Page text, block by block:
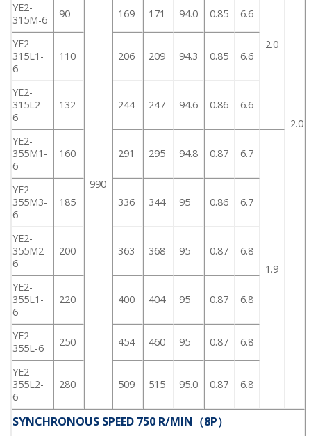
2.0
990
2.0
YE2-
315M-6
90 169 171 94.0 0.85 6.6
YE2-
315L1-
6
110 206 209 94.3 0.85 6.6
YE2-
315L2-
6
132 244 247 94.6 0.86 6.6
YE2-
355M1-
6
160 291 295 94.8 0.87 6.7
1.9
YE2-
355M3-
6
185 336 344 95 0.86 6.7
YE2-
355M2-
6
200 363 368 95 0.87 6.8
YE2-
355L1-
6
220 400 404 95 0.87 6.8
YE2-
355L-6
250 454 460 95 0.87 6.8
YE2-
355L2-
6
280 509 515 95.0 0.87 6.8
SYNCHRONOUS SPEED 750 R/MIN（8P）